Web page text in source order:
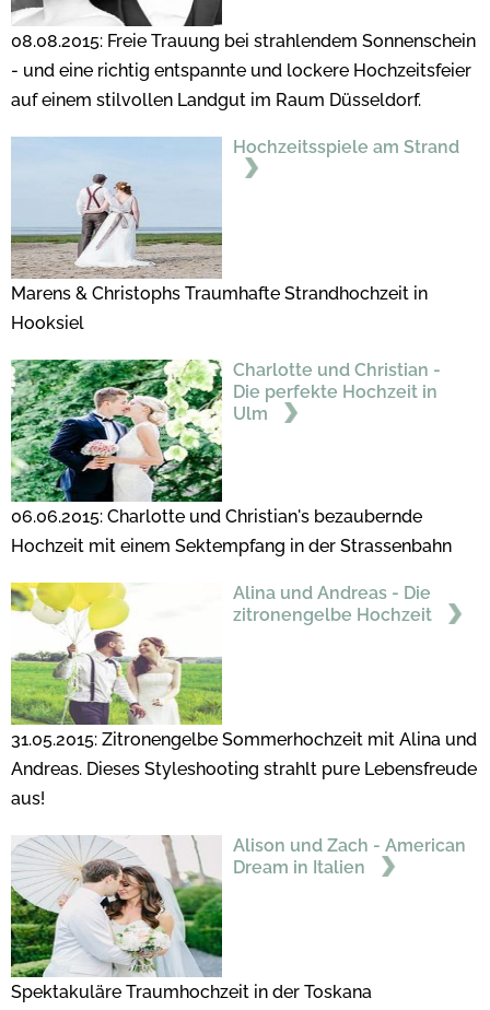
08.08.2015: Freie Trauung bei strahlendem Sonnenschein
- und eine richtig entspannte und lockere Hochzeitsfeier
auf einem stilvollen Landgut im Raum Düsseldorf.
Hochzeitsspiele am Strand
Marens & Christophs Traumhafte Strandhochzeit in
Hooksiel
Charlotte und Christian -
Die perfekte Hochzeit in
Ulm
06.06.2015: Charlotte und Christian's bezaubernde
Hochzeit mit einem Sektempfang in der Strassenbahn
Alina und Andreas - Die
zitronengelbe Hochzeit
31.05.2015: Zitronengelbe Sommerhochzeit mit Alina und
Andreas. Dieses Styleshooting strahlt pure Lebensfreude
aus!
Alison und Zach - American
Dream in Italien
Spektakuläre Traumhochzeit in der Toskana